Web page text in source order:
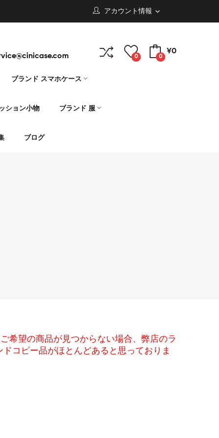
アカウント情報
0 0
¥0
ブランド スマホケース
ション小物 ブランド 服
ブログ
希望の商品が見つからない場合、弊店のラ
コピー品がほとんどあると思っておりま